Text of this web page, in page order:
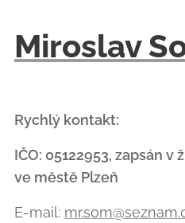
Miroslav
Rychlý kontakt:
IČO: 05122953, zapsán
ve městě Plzeň
E-mail: